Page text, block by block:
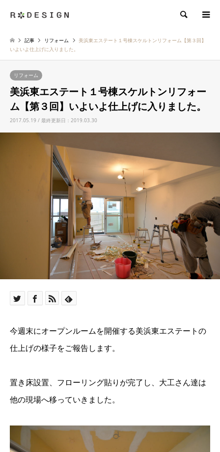
検索
記事 リフォーム
美浜東エステート１号棟スケルトンリフォーム【第３回】
いよいよ仕上げに入りました。
リフォーム
美浜東エステート１号棟スケルトンリフォー
ム【第３回】いよいよ仕上げに入りました。
2017.05.19 / 最終更新日：2019.03.30
今週末にオープンルームを開催する美浜東エステートの
仕上げの様子をご報告します。
置き床設置、フローリング貼りが完了し、大工さん達は
他の現場へ移っていきました。